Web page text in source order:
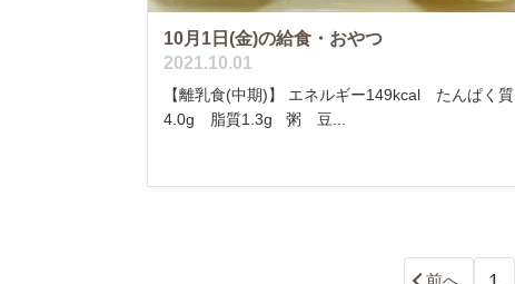
10月1日(金)の給食・おやつ
2021.10.01
【離乳食(中期)】 エネルギー149kcal たんぱく質
4.0g 脂質1.3g 粥 豆...